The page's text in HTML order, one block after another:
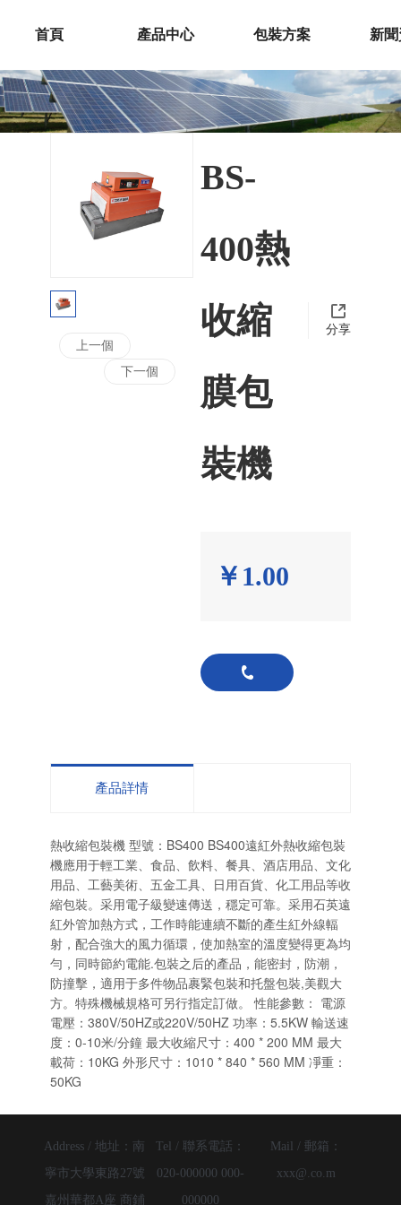
首頁 產品中心 包裝方案 新
上一個
下一個
BS-
400熱
收縮
膜包
裝機
分享
￥ 1.00
產品詳情
熱收縮包裝機 型號：BS400 BS400遠紅外熱收縮包裝
機應用于輕工業、食品、飲料、餐具、酒店用品、文化
用品、工藝美術、五金工具、日用百貨、化工用品等收
縮包裝。采用電子級變速傳送，穩定可靠。采用石英遠
紅外管加熱方式，工作時能連續不斷的產生紅外線輻
射，配合強大的風力循環，使加熱室的溫度變得更為均
勻，同時節約電能.包裝之后的產品，能密封，防潮，
防撞擊，適用于多件物品裹緊包裝和托盤包裝,美觀大
方。特殊機械規格可另行指定訂做。 性能參數： 電源
電壓：380V/50HZ或220V/50HZ 功率：5.5KW 輸送速
度：0-10米/分鐘 最大收縮尺寸：400 * 200 MM 最大
載荷：10KG 外形尺寸：1010 * 840 * 560 MM 凈重：
50KG
Address / 地址： 南
寧市大學東路27號
嘉州華都A座 商鋪
Tel / 聯系電話：
020-000000 000-
000000
Mail / 郵箱：
xxx@.co.m